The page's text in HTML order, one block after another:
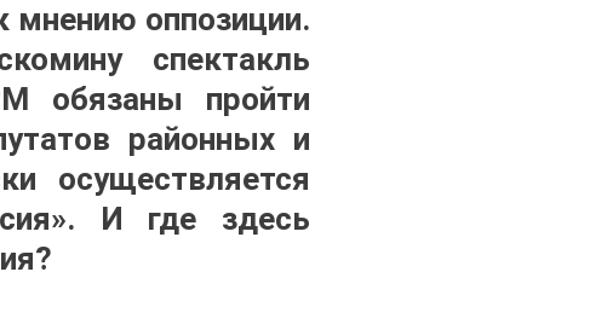
мнению оппозиции.
спектакль
обязаны пройти
районных и
осуществляется
И где здесь